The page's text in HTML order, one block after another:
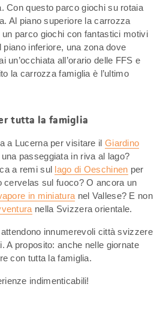
Con questo parco giochi su rotaia
Al piano superiore la carrozza
parco giochi con fantastici motivi
piano inferiore, una zona dove
un’occhiata all’orario delle FFS e
la carrozza famiglia è l’ultimo
tutta la famiglia
a Lucerna per visitare il Giardino
passeggiata in riva al lago?
a remi sul lago di Oeschinen per
cervelas sul fuoco? O ancora un
in miniatura nel Vallese? E non
nella Svizzera orientale.
innumerevoli città svizzere
A proposito: anche nelle giornate
con tutta la famiglia.
indimenticabili!